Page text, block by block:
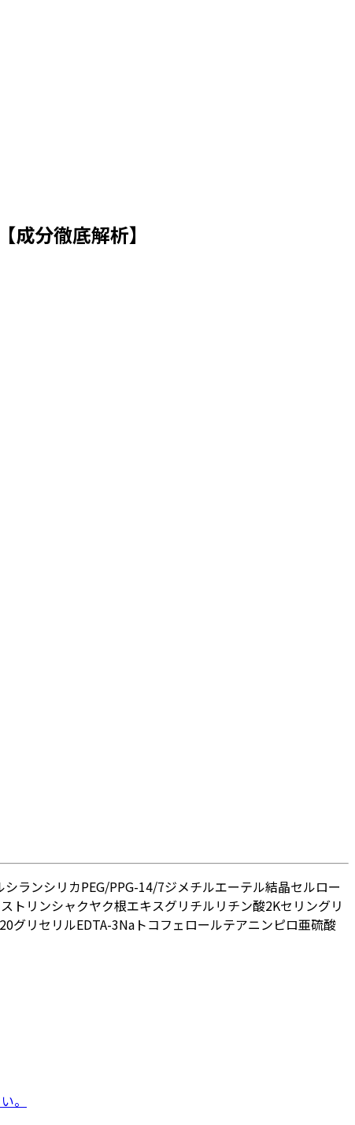
成分徹底解析】
シランシリカPEG/PPG-14/7ジメチルエーテル結晶セルロー
トリンシャクヤク根エキスグリチルリチン酸2Kセリングリ
グリセリルEDTA-3Na トコフェロールテアニンピロ亜硫酸
。